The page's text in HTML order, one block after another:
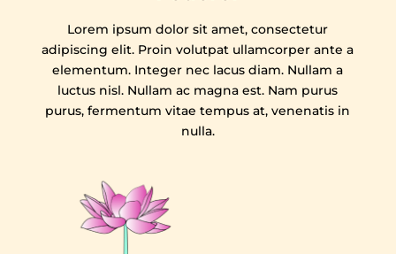
Lorem ipsum dolor sit amet, consectetur
adipiscing elit. Proin volutpat ullamcorper ante a
elementum. Integer nec lacus diam. Nullam a
luctus nisl. Nullam ac magna est. Nam purus
purus, fermentum vitae tempus at, venenatis in
nulla.